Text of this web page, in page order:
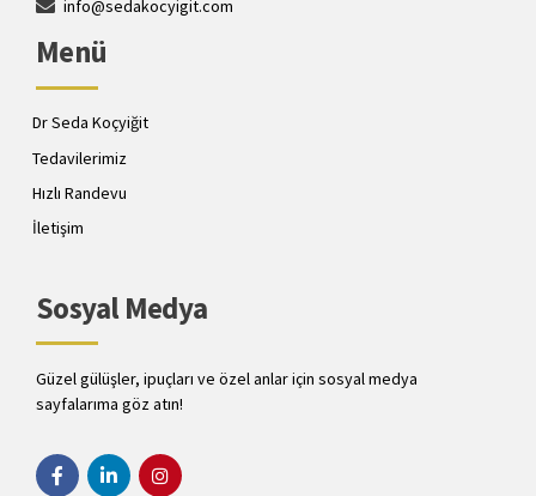
info@sedakocyigit.com
Menü
Dr Seda Koçyiğit
Tedavilerimiz
Hızlı Randevu
İletişim
Sosyal Medya
Güzel gülüşler, ipuçları ve özel anlar için sosyal medya
sayfalarıma göz atın!